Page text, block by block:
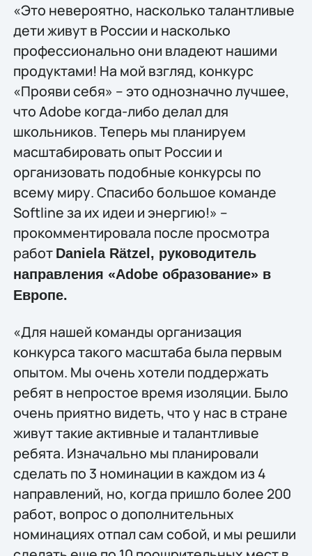
«Это невероятно, насколько талантливые
дети живут в России и насколько
профессионально они владеют нашими
продуктами! На мой взгляд, конкурс
«Прояви себя» – это однозначно лучшее,
что Adobe когда-либо делал для
школьников. Теперь мы планируем
масштабировать опыт России и
организовать подобные конкурсы по
всему миру. Спасибо большое команде
Softline за их идеи и энергию!» –
прокомментировала после просмотра
работ Daniela Rätzel, руководитель
направления «Adobe образование» в
Европе.
«Для нашей команды организация
конкурса такого масштаба была первым
опытом. Мы очень хотели поддержать
ребят в непростое время изоляции. Было
очень приятно видеть, что у нас в стране
живут такие активные и талантливые
ребята. Изначально мы планировали
сделать по 3 номинации в каждом из 4
направлений, но, когда пришло более 200
работ, вопрос о дополнительных
номинациях отпал сам собой, и мы решили